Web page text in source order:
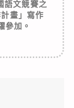
語文競賽之
畫」寫作
參加。